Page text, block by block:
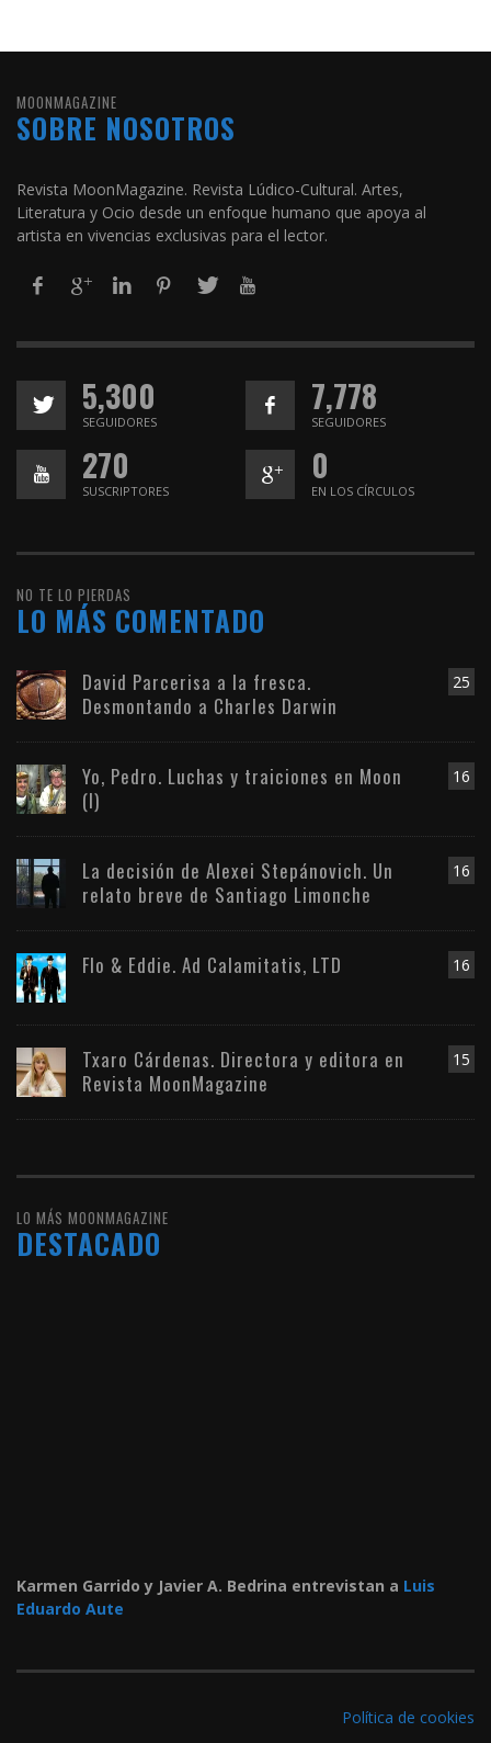
MOONMAGAZINE
SOBRE NOSOTROS
Revista MoonMagazine. Revista Lúdico-Cultural. Artes,
Literatura y Ocio desde un enfoque humano que apoya al
artista en vivencias exclusivas para el lector.
5,300
SEGUIDORES
7,778
SEGUIDORES
270
SUSCRIPTORES
0
EN LOS CÍRCULOS
NO TE LO PIERDAS
LO MÁS COMENTADO
25
David Parcerisa a la fresca.
Desmontando a Charles Darwin
16
Yo, Pedro. Luchas y traiciones en Moon
(I)
16
La decisión de Alexei Stepánovich. Un
relato breve de Santiago Limonche
16
Flo & Eddie. Ad Calamitatis, LTD
15
Txaro Cárdenas. Directora y editora en
Revista MoonMagazine
LO MÁS MOONMAGAZINE
DESTACADO
Karmen Garrido y Javier A. Bedrina entrevistan a Luis
Eduardo Aute
Política de cookies